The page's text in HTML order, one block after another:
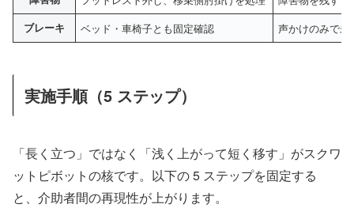
ブレーキ ベッド・車椅子とも固定確認 声かけのみで未
実施手順（5 ステップ）
「長く立つ」ではなく「浅く上がって短く移す」がスクワ
ットピボットの核です。以下の 5 ステップを固定する
と、介助者間の再現性が上がります。